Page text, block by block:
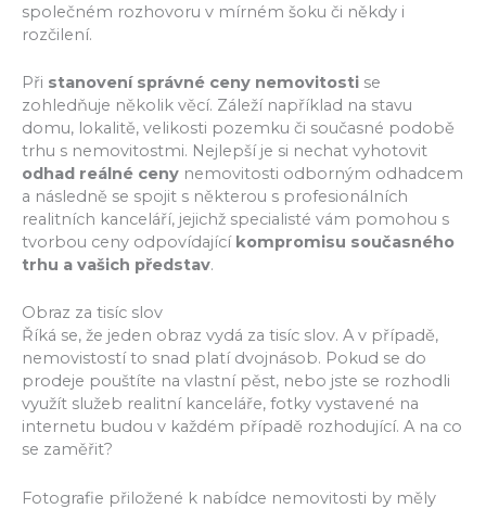
společném rozhovoru v mírném šoku či někdy i
rozčilení.
Při stanovení správné ceny nemovitosti se
zohledňuje několik věcí. Záleží například na stavu
domu, lokalitě, velikosti pozemku či současné podobě
trhu s nemovitostmi. Nejlepší je si nechat vyhotovit
odhad reálné ceny nemovitosti odborným odhadcem
a následně se spojit s některou s profesionálních
realitních kanceláří, jejichž specialisté vám pomohou s
tvorbou ceny odpovídající kompromisu současného
trhu a vašich představ.
Obraz za tisíc slov
Říká se, že jeden obraz vydá za tisíc slov. A v případě,
nemovistostí to snad platí dvojnásob. Pokud se do
prodeje pouštíte na vlastní pěst, nebo jste se rozhodli
využít služeb realitní kanceláře, fotky vystavené na
internetu budou v každém případě rozhodující. A na co
se zaměřit?
Fotografie přiložené k nabídce nemovitosti by měly